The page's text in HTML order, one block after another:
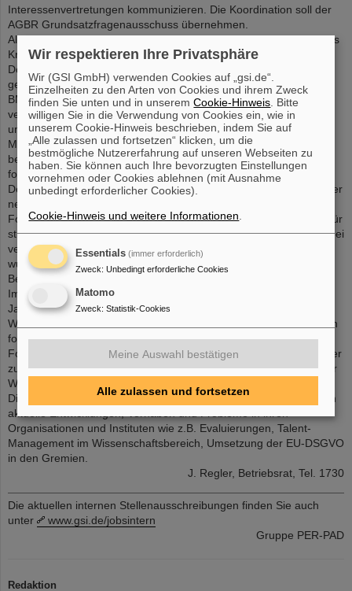
Interessenvertretungen kommunizieren. Die Koordination soll der
AGBR Grundsatzfragenausschuss übernehmen.
Als Vertreter von N2 [Nsquared] stellten Erich Zähringer und Lukas
Kreis die aktuellen Aktivitäten aus dem Netzwerk der
Doktorandennetzwerke von HGF, MPG und WGL vor. Dazu
gehören Treffen mit Bundestagsabgeordneten und Vertretern des
BMBF. Themen für die weitere Arbeit von N2 sind die
verschiedenen Vertragsarten und die damit verbundenen
unterschiedlichen Vergütungen, die Internationalität und der
Machtmissbrauch durch betreuende WissenschaftlerInnen. Die
begonnene gute Zusammenarbeit zwischen AGBR und N2 soll
fortgesetzt werden.
Der Vertreter der Gewerkschaft ver.di, Matthias Neis, berichtet über
neue Kooperationsformen und „Finanzarchitekturen“ in der
Forschungslandschaft, über Tarifverhandlungen der Länder und für
studentische Hilfskräfte in Berlin sowie über Umstrukturierungen bei
ver.di und den Organisationsgrad in der Wissenschaft. Mit ihm
wurde auch über sachgrundlose Befristungen und ihre
Beschränkung in Umsetzung des Koalitionsvertrages diskutiert.
Im Gespräch mit Karin Wolff (CDU), Gernot Grumbach (SPD) und
Janine Wissler (LINKE) (Mitglieder des Ausschusses für
Wissenschaft und Kunst (WKA) des Hessischen Landtags) wurden
folgende forschungspolitische Themen diskutiert: Ausbau der
Forschungsinfrastrukturen und deren Finanzierung, Gestaltung der
zukünftigen Kooperation von Bund und Ländern, gute Arbeit in der
Wissenschaft und Gleichstellung in der Wissenschaft.
Die VertreterInnen der vier Forschungsorganisationen diskutierten
aktuelle Entwicklungen, Vorhaben und Probleme in ihren
Organisationen und Instituten wie z.B. Evaluierungen, Talent-
Management im Wissenschaftsbereich, Umsetzung der EU-DSGVO
in den Gremien.
J. Regler, Betriebsrat, Tel. 1730
Die aktuellen internen Stellenausschreibungen finden Sie auch
unter
www.gsi.de/jobsintern
Gruppe PER-PAD
Redaktion
Wir respektieren Ihre Privatsphäre
Wir (GSI GmbH) verwenden Cookies auf „gsi.de“.
Einzelheiten zu den Arten von Cookies und ihrem Zweck
finden Sie unten und in unseremCookie-Hinweis . Bitte
willigen Sie in die Verwendung von Cookies ein, wie in
unserem Cookie-Hinweis beschrieben, indem Sie auf
„Alle zulassen und fortsetzen“ klicken, um die
bestmögliche Nutzererfahrung auf unseren Webseiten zu
haben. Sie können auch Ihre bevorzugten Einstellungen
vornehmen oder Cookies ablehnen (mit Ausnahme
unbedingt erforderlicher Cookies).
Cookie-Hinweis und weitere Informationen
Essentials (immer erforderlich)
Zweck: Unbedingt erforderliche Cookies
Matomo
Zweck: Statistik-Cookies
Meine Auswahl bestätigen
Alle zulassen und fortsetzen